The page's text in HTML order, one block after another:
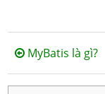
MyBatis là gì?